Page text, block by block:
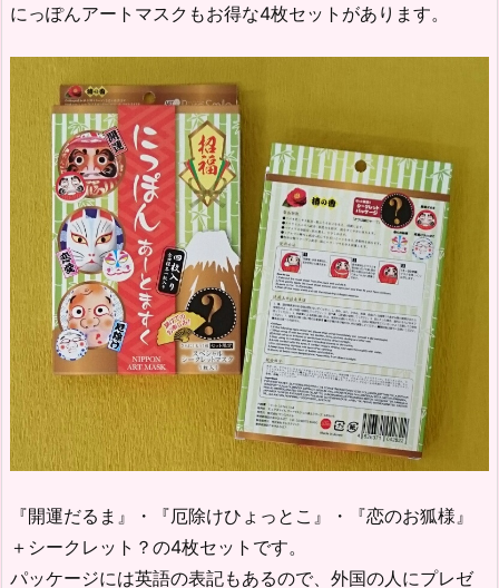
にっぽんアートマスクもお得な4枚セットがあります。
『開運だるま』・『厄除けひょっとこ』・『恋のお狐様』
＋シークレット？の4枚セットです。
パッケージには英語の表記もあるので、外国の人にプレゼ